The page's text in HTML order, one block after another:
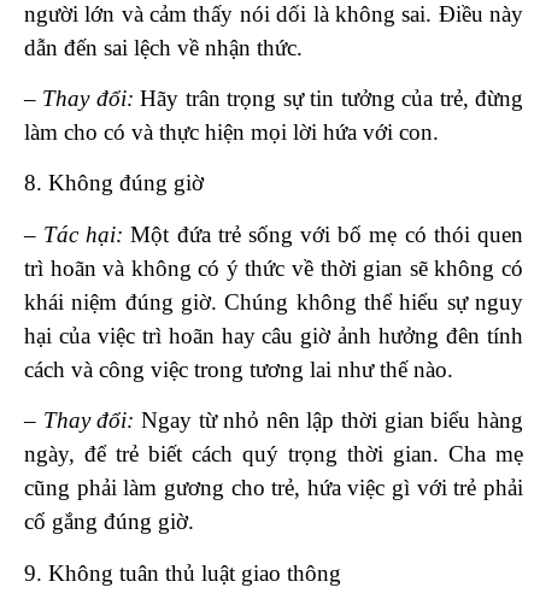
người lớn và cảm thấy nói dối là không sai. Điều này
dẫn đến sai lệch về nhận thức.
– Thay đổi:Hãy trân trọng sự tin tưởng của trẻ, đừng
làm cho có và thực hiện mọi lời hứa với con.
8. Không đúng giờ
– Tác hại:Một đứa trẻ sống với bố mẹ có thói quen
trì hoãn và không có ý thức về thời gian sẽ không có
khái niệm đúng giờ. Chúng không thể hiểu sự nguy
hại của việc trì hoãn hay câu giờ ảnh hưởng đên tính
cách và công việc trong tương lai như thế nào.
– Thay đổi: Ngay từ nhỏ nên lập thời gian biểu hàng
ngày, để trẻ biết cách quý trọng thời gian. Cha mẹ
cũng phải làm gương cho trẻ, hứa việc gì với trẻ phải
cố gắng đúng giờ.
9. Không tuân thủ luật giao thông